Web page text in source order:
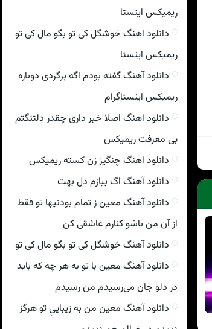
ریمیکس اینستا
دانلود اهنگ خوشگل کی تو بگو مال کی تو
ریمیکس اینستا
دانلود آهنگ گفته بودم اگه برگردی دوباره
ریمیکس اینستاگرام
دانلود اهنگ اصلا خبر داری چقدر دلتنگتم
بی معرفت ریمیکس
دانلود اهنگ چنگیز زن کسته ریمیکس
دانلود آهنگ اگ ببازم دل بهت
دانلود آهنگ معین ز تمام بودنیها تو فقط
از آن من باشو کنارم عاشقی کن
دانلود آهنگ خوشگل کی تو بگو مال کی تو
دانلود آهنگ معین با تو به هر چه که باید
در دلو جان می‌رسیدم من رسیدم
دانلود آهنگ معین من به زیباییِ تو هرگز